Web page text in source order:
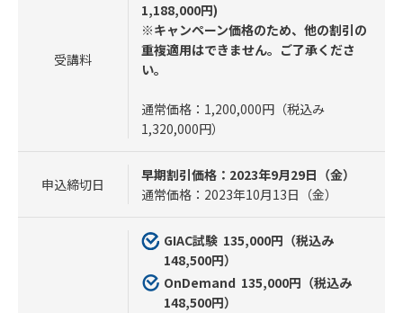
受講料
1,188,000円)
※キャンペーン価格のため、他の割引の
重複適用はできません。ご了承くださ
い。
通常価格：1,200,000円（税込み
1,320,000円）
申込締切日
早期割引価格：2023年9月29日（金）
通常価格：2023年10月13日（金）
GIAC試験 135,000円（税込み
148,500円）
OnDemand 135,000円（税込み
148,500円）